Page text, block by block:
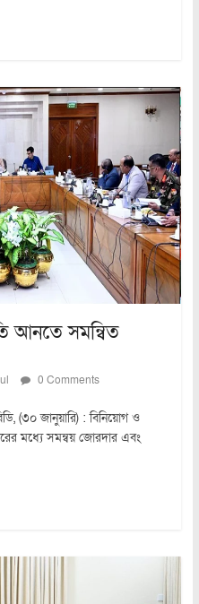
আনতে সমন্বিত
0 Comments
(৩০ জানুয়ারি) : বিনিয়োগ ও
মধ্যে সমন্বয় জোরদার এবং